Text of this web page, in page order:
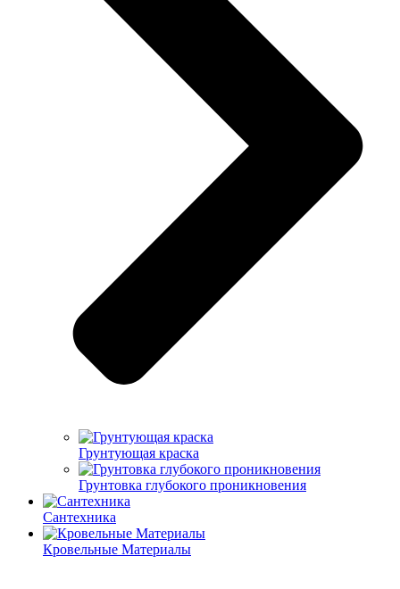
Грунтующая краска
Грунтовка глубокого проникновения
Сантехника
Кровельные Материалы